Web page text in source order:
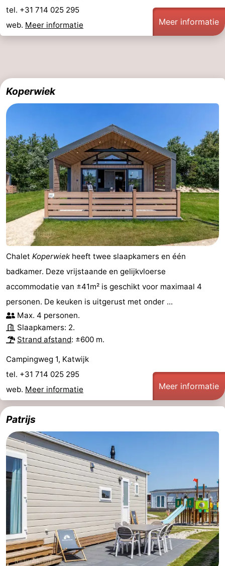
tel. +31 714 025 295
web. Meer informatie Meer informatie
Koperwiek
Chalet Koperwiek heeft twee slaapkamers en één
badkamer. Deze vrijstaande en gelijkvloerse
accommodatie van ±41m² is geschikt voor maximaal 4
personen. De keuken is uitgerust met onder ...
Max. 4 personen.
Slaapkamers: 2.
Strand afstand: ±600 m.
Campingweg 1, Katwijk
tel. +31 714 025 295
web. Meer informatie Meer informatie
Patrijs